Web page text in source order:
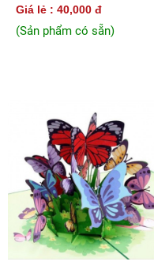
Giá lẻ : 40,000 đ
(Sản phẩm có sẵn)